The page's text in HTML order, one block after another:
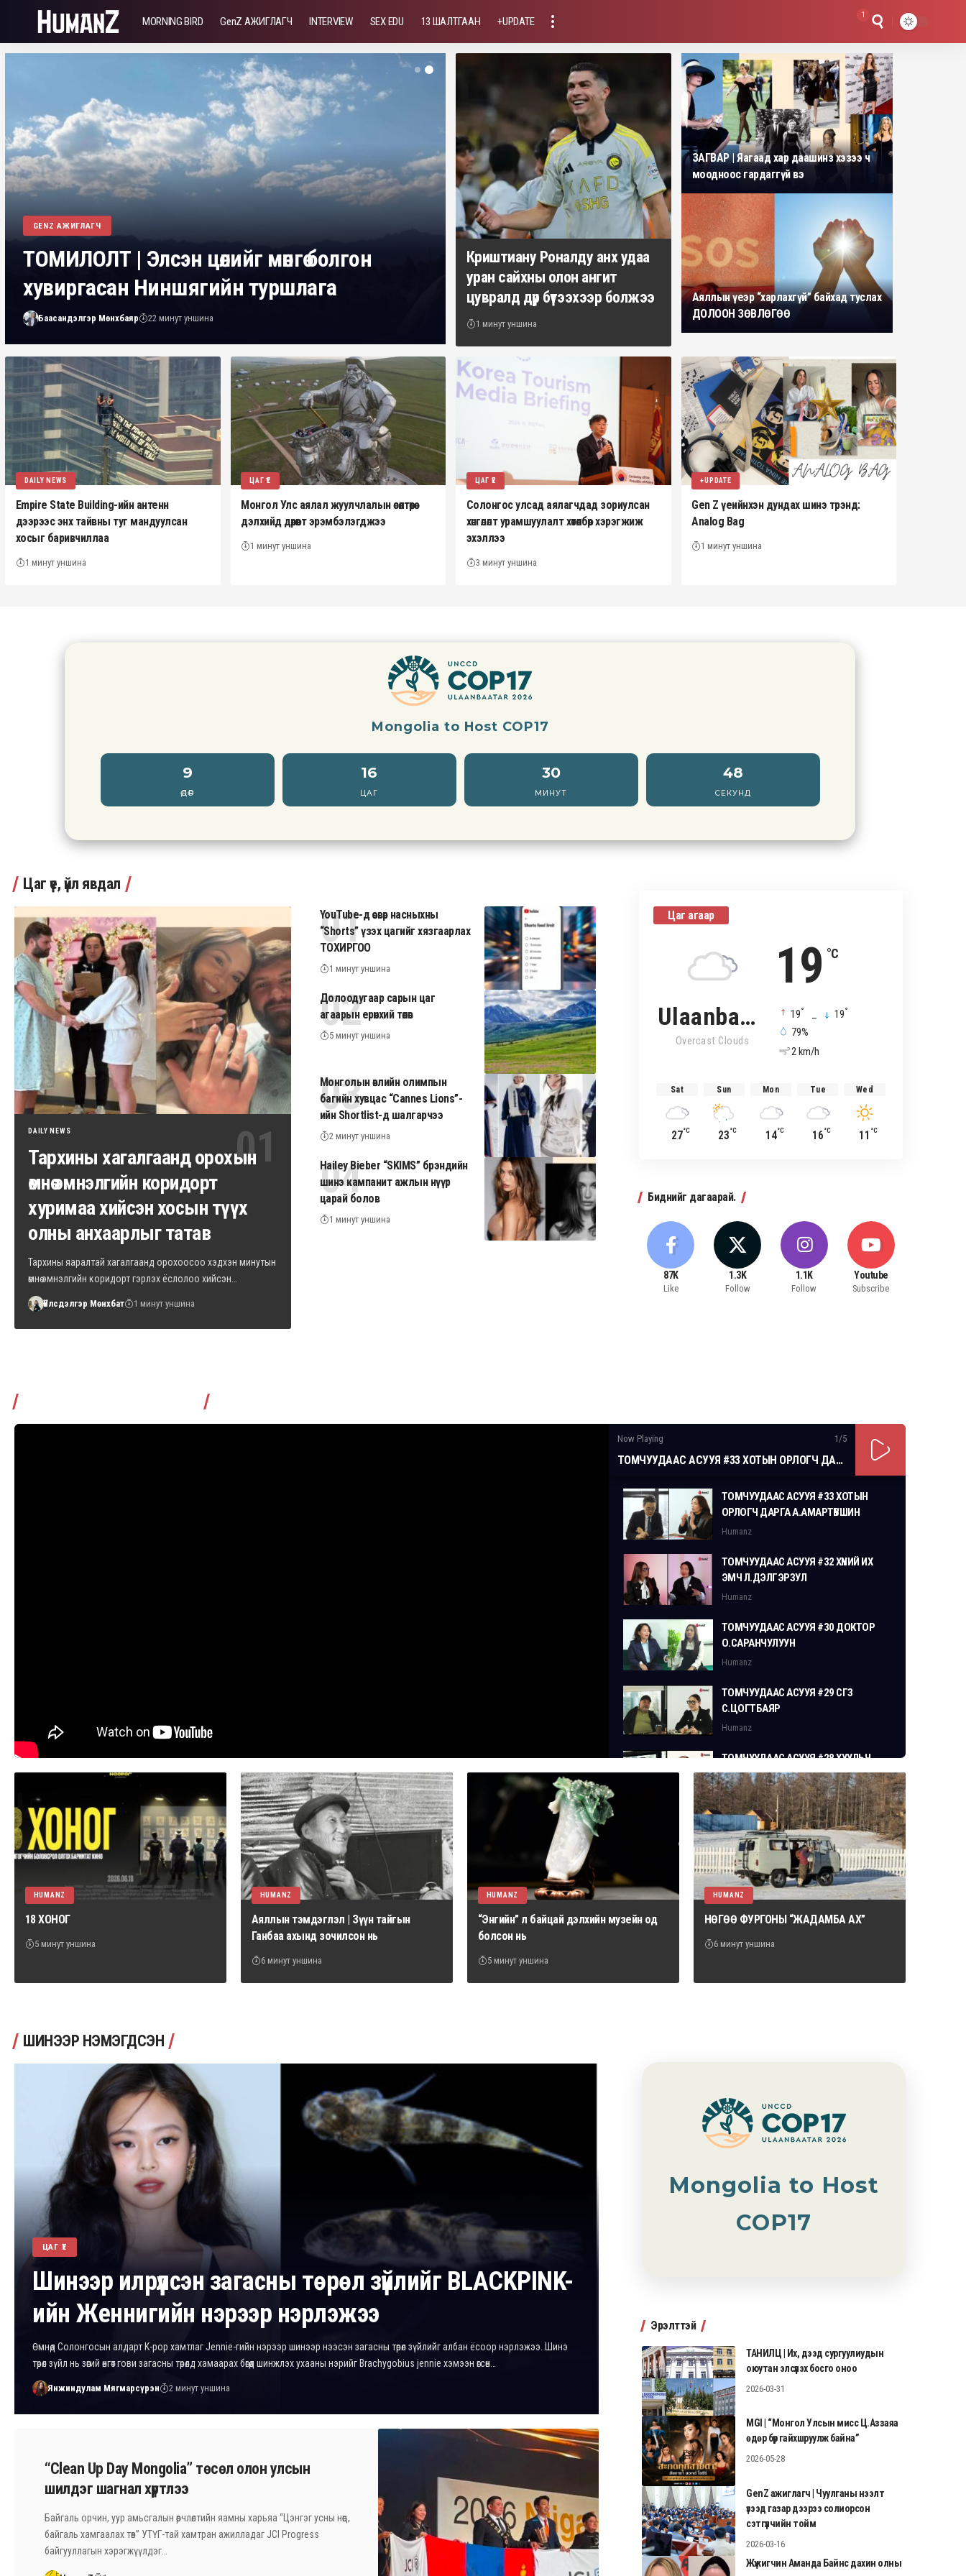
MORNING BIRD GenZ АЖИГЛАГЧ INTERVIEW SEX EDU 13 ШАЛТГААН +UPDATE
1
GENZ АЖИГЛАГЧ
ТОМИЛОЛТ | Элсэн цөлийг мөнгө болгон
хувиргасан Ниншягийн туршлага
Баасандэлгэр Мөнхбаяр 22 минут уншина
Криштиану Роналду анх удаа
уран сайхны олон ангит
цувралд дүр бүтээхээр болжээ
1 минут уншина
ЗАГВАР | Яагаад хар даашинз хэзээ ч
моодноос гардаггүй вэ
Аяллын үеэр “харлахгүй” байхад туслах
ДОЛООН ЗӨВЛӨГӨӨ
DAILY NEWS
Empire State Building-ийн антенн
дээрээс энх тайвны туг мандуулсан
хосыг баривчиллаа
1 минут уншина
ЦАГ ҮЕ
Монгол Улс аялал жуулчлалын өсөлтөөрөө
дэлхийд дөрөвт эрэмбэлэгджээ
1 минут уншина
ЦАГ ҮЕ
Солонгос улсад аялагчдад зориулсан
хөнгөлөлт урамшуулалт хөтөлбөр хэрэгжиж
эхэллээ
3 минут уншина
+UPDATE
Gen Z үеийнхэн дундах шинэ трэнд:
Analog Bag
1 минут уншина
Mongolia to Host COP17
9
ӨДӨР
16
ЦАГ
30
МИНУТ
47
СЕКУНД
Цаг үе, үйл явдал
DAILY NEWS
Тархины хагалгаанд орохын
өмнө эмнэлгийн коридорт
хуримаа хийсэн хосын түүх
олны анхаарлыг татав
Тархины яаралтай хагалгаанд орохоосоо хэдхэн минутын
өмнө эмнэлгийн коридорт гэрлэх ёслолоо хийсэн…
Үйлсдэлгэр Мөнхбат 1 минут уншина
YouTube-д өсвөр насныхны
“Shorts” үзэх цагийг хязгаарлах
ТОХИРГОО
1 минут уншина
Долоодугаар сарын цаг
агаарын ерөнхий төлөв
5 минут уншина
Монголын өвлийн олимпын
багийн хувцас “Cannes Lions”-
ийн Shortlist-д шалгарчээ
2 минут уншина
Hailey Bieber “SKIMS” брэндийн
шинэ кампанит ажлын нүүр
царай болов
1 минут уншина
Цаг агаар
19 °C
Ulaanbaatar
Overcast Clouds
19° 19°
79%
2 km/h
Sat
27°C
Sun
23°C
Mon
14°C
Tue
16°C
Wed
11 °C
Биднийг дагаарай.
87K
Like
1.3K
Follow
1.1K
Follow
Youtube
Subscribe
Now Playing 1 /5
ТОМЧУУДААС АСУУЯ #33 ХОТЫН ОРЛОГЧ ДАРГА А.АМАРТҮВШИН
ТОМЧУУДААС АСУУЯ #33 ХОТЫН
ОРЛОГЧ ДАРГА А.АМАРТҮВШИН
Humanz
ТОМЧУУДААС АСУУЯ #32 ХҮНИЙ ИХ
ЭМЧ Л.ДЭЛГЭРЗУЛ
Humanz
ТОМЧУУДААС АСУУЯ #30 ДОКТОР
О.САРАНЧУЛУУН
Humanz
ТОМЧУУДААС АСУУЯ #29 СГЗ
С.ЦОГТБАЯР
Humanz
ТОМЧУУДААС АСУУЯ #28 ХУУЛЬЧ
Г.ЭРДЭНЭБАТ
Humanz
HUMANZ
18 ХОНОГ
5 минут уншина
HUMANZ
Аяллын тэмдэглэл | Зүүн тайгын
Ганбаа ахынд зочилсон нь
6 минут уншина
HUMANZ
“Энгийн” л байцай дэлхийн музейн од
болсон нь
5 минут уншина
HUMANZ
НӨГӨӨ ФУРГОНЫ “ЖАДАМБА АХ”
6 минут уншина
ШИНЭЭР НЭМЭГДСЭН
ЦАГ ҮЕ
Шинээр илрүүлсэн загасны төрөл зүйлийг BLACKPINK-
ийн Женнигийн нэрээр нэрлэжээ
Өмнөд Солонгосын алдарт K-pop хамтлаг Jennie-гийн нэрээр шинээр нээсэн загасны төрөл зүйлийг албан ёсоор нэрлэжээ. Шинэ
төрөл зүйл нь зөгий өнгөт гови загасны төрөлд хамаарах бөгөөд шинжлэх ухааны нэрийг Brachygobius jennie хэмээн өгсөн…
Янжиндулам Мягмарсүрэн 2 минут уншина
“Clean Up Day Mongolia” төсөл олон улсын
шилдэг шагнал хүртлээ
Байгаль орчин, уур амьсгалын өөрчлөлтийн яамны харьяа “Цэнгэг усны нөөц,
байгаль хамгаалах төв” УТҮГ-тай хамтран ажилладаг JCI Progress
байгууллагын хэрэгжүүлдэг…
Mongolia to Host
COP17
Эрэлттэй
ТАНИЛЦ | Их, дээд сургуулиудын
оюутан элсүүлэх босго оноо
2026-03-31
MGI | “Монгол Улсын мисс Ц.Аззаяа
өдөр бүр гайхшруулж байна”
2026-05-28
GenZ ажиглагч | Чуулганы нээлт
үзээд газар дээрээ солиорсон
сэтгүүлчийн тойм
2026-03-16
Жүжигчин Аманда Байнс дахин олны